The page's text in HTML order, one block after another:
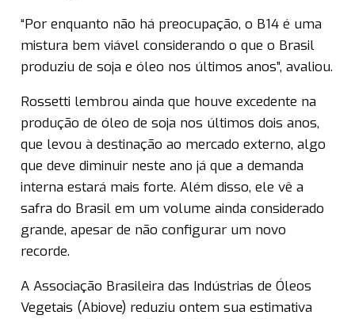
“Por enquanto não há preocupação, o B14 é uma
mistura bem viável considerando o que o Brasil
produziu de soja e óleo nos últimos anos”, avaliou.
Rossetti lembrou ainda que houve excedente na
produção de óleo de soja nos últimos dois anos,
que levou à destinação ao mercado externo, algo
que deve diminuir neste ano já que a demanda
interna estará mais forte. Além disso, ele vê a
safra do Brasil em um volume ainda considerado
grande, apesar de não configurar um novo
recorde.
A Associação Brasileira das Indústrias de Óleos
Vegetais (Abiove) reduziu ontem sua estimativa